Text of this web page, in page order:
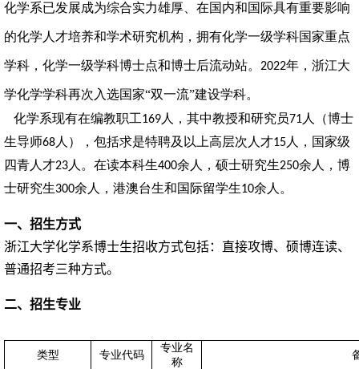
化学系已发展成为综合实力雄厚、在国内和国际具有重要影响
的化学人才培养和学术研究机构，拥有化学一级学科国家重点
学科，化学一级学科博士点和博士后流动站。 2022年，浙江大
学化学学科再次入选国家“双一流”建设学科。
化学系现有在编教职工169人，其中教授和研究员71人（博士
生导师68人），包括求是特聘及以上高层次人才15人，国家级
四青人才23人。在读本科生400余人，硕士研究生250余人，博
士研究生300余人，港澳台生和国际留学生10余人。
一、招生方式
浙江大学化学系博士生招收方式包括：直接攻博、硕博连读、
普通招考三种方式。
二、招生专业
类型 专业代码
专业名
称